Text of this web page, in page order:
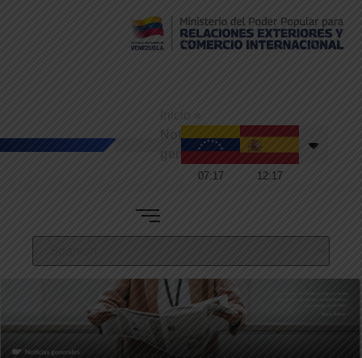
Inicio »
Noticias
generales
07:17 12: 17